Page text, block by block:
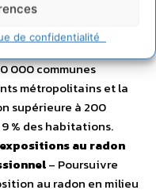
de confidentialité
Bq/m3. Le nombre de
Une large campagne
a fourni une
000 communes
métropolitains et la
supérieure à 200
% des habitations.
au radon
– Poursuivre
au radon en milieu